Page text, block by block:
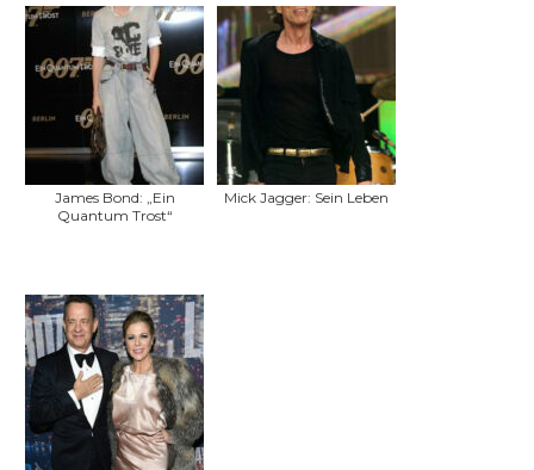
James Bond: „Ein
Quantum Trost“
Mick Jagger: Sein Leben